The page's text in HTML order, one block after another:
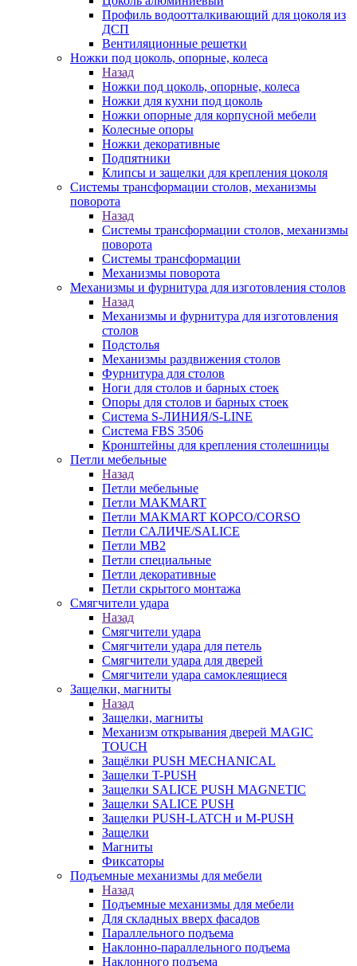
Профиль водоотталкивающий для цоколя из
ДСП
Вентиляционные решетки
Ножки под цоколь, опорные, колеса
Назад
Ножки под цоколь, опорные, колеса
Ножки для кухни под цоколь
Ножки опорные для корпусной мебели
Колесные опоры
Ножки декоративные
Подпятники
Клипсы и защелки для крепления цоколя
Системы трансформации столов, механизмы
поворота
Назад
Системы трансформации столов, механизмы
поворота
Системы трансформации
Механизмы поворота
Механизмы и фурнитура для изготовления столов
Назад
Механизмы и фурнитура для изготовления
столов
Подстолья
Механизмы раздвижения столов
Фурнитура для столов
Ноги для столов и барных стоек
Опоры для столов и барных стоек
Система S-ЛИНИЯ/S-LINE
Система FBS 3506
Кронштейны для крепления столешницы
Петли мебельные
Назад
Петли мебельные
Петли MAKMART
Петли MAKMART КОРСО/CORSO
Петли САЛИЧЕ/SALICE
Петли MB2
Петли специальные
Петли декоративные
Петли скрытого монтажа
Смягчители удара
Назад
Смягчители удара
Смягчители удара для петель
Смягчители удара для дверей
Cмягчители удара самоклеящиеся
Защелки, магниты
Назад
Защелки, магниты
Механизм открывания дверей MAGIC
TOUCH
Защёлки PUSH MECHANICAL
Защелки T-PUSH
Защелки SALICE PUSH MAGNETIC
Защелки SALICE PUSH
Защелки PUSH-LATCH и M-PUSH
Защелки
Магниты
Фиксаторы
Подъемные механизмы для мебели
Назад
Подъемные механизмы для мебели
Для складных вверх фасадов
Параллельного подъема
Наклонно-параллельного подъема
Наклонного подъема